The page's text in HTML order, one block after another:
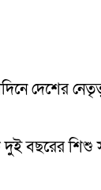
দেশের
বছরের শিশু